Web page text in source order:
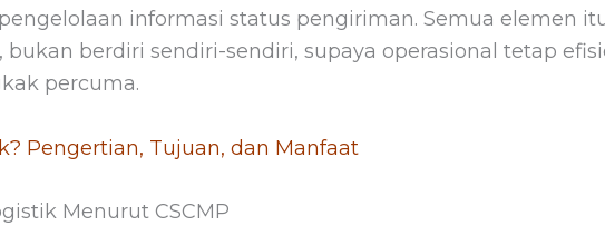
informasi status pengiriman. Semua elemen
bukan berdiri sendiri-sendiri, supaya operasional tetap
percuma.
Pengertian, Tujuan, dan Manfaat
Menurut CSCMP